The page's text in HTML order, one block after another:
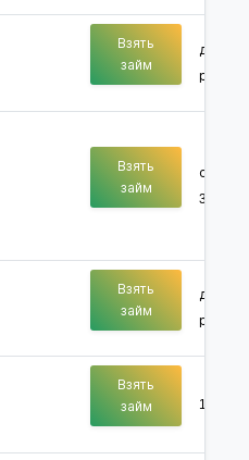
Взять
займ
до 30
рублей
Взять
займ
от
30000
Взять
займ
до
рублей
Взять
займ
100